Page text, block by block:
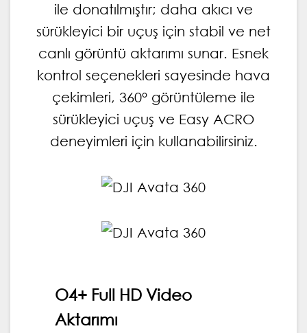
ile donatılmıştır; daha akıcı ve
sürükleyici bir uçuş için stabil ve net
canlı görüntü aktarımı sunar. Esnek
kontrol seçenekleri sayesinde hava
çekimleri, 360° görüntüleme ile
sürükleyici uçuş ve Easy ACRO
deneyimleri için kullanabilirsiniz.
O4+ Full HD Video
Aktarımı